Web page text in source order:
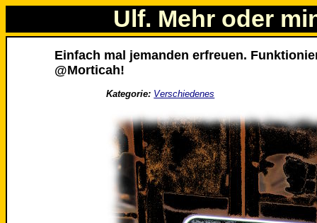
Ulf. Mehr oder
Einfach mal jemanden erfreuen.
@Morticah!
Kategorie: Verschiedenes